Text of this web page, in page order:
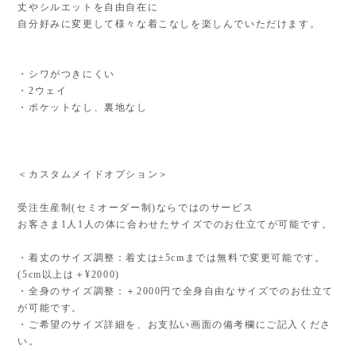
丈やシルエットを自由自在に
自分好みに変更して様々な着こなしを楽しんでいただけます。
・シワがつきにくい
・2ウェイ
・ポケットなし、裏地なし
＜カスタムメイドオプション＞
受注生産制(セミオーダー制)ならではのサービス
お客さま1人1人の体に合わせたサイズでのお仕立てが可能です。
・着丈のサイズ調整：着丈は±5cmまでは無料で変更可能です。
(5cm以上は＋¥2000)
・全身のサイズ調整：＋2000円で全身自由なサイズでのお仕立て
が可能です。
・ご希望のサイズ詳細を、お支払い画面の備考欄にご記入くださ
い。